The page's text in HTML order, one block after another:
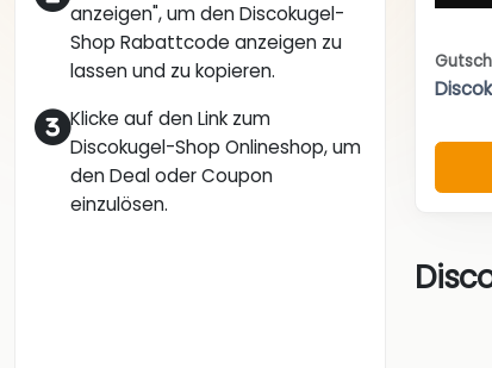
anzeigen", um den Discokugel-
Shop Rabattcode anzeigen zu
lassen und zu kopieren.
Klicke auf den Link zum
Discokugel-Shop Onlineshop, um
den Deal oder Coupon
einzulösen.